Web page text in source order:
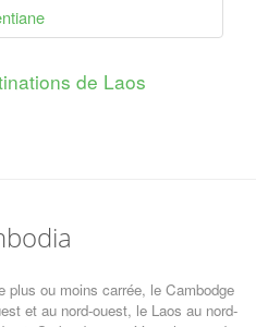
de Laos
plus ou moins carrée, le Cambodge
et au nord-ouest, le Laos au nord-